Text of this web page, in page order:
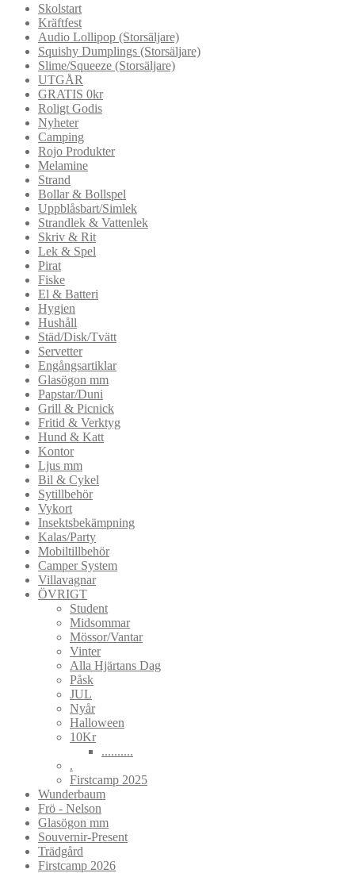
Skolstart
Kräftfest
Audio Lollipop (Storsäljare)
Squishy Dumplings (Storsäljare)
Slime/Squeeze (Storsäljare)
UTGÅR
GRATIS 0kr
Roligt Godis
Nyheter
Camping
Rojo Produkter
Melamine
Strand
Bollar & Bollspel
Uppblåsbart/Simlek
Strandlek & Vattenlek
Skriv & Rit
Lek & Spel
Pirat
Fiske
El & Batteri
Hygien
Hushåll
Städ/Disk/Tvätt
Servetter
Engångsartiklar
Glasögon mm
Papstar/Duni
Grill & Picnick
Fritid & Verktyg
Hund & Katt
Kontor
Ljus mm
Bil & Cykel
Sytillbehör
Vykort
Insektsbekämpning
Kalas/Party
Mobiltillbehör
Camper System
Villavagnar
ÖVRIGT
Student
Midsommar
Mössor/Vantar
Vinter
Alla Hjärtans Dag
Påsk
JUL
Nyår
Halloween
10Kr
..........
.
Firstcamp 2025
Wunderbaum
Frö - Nelson
Glasögon mm
Souvernir-Present
Trädgård
Firstcamp 2026